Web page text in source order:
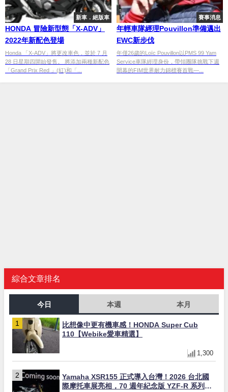
新車．絕版車
HONDA 冒險新型態「X-ADV」
2022年新配色登場
Honda 「X-ADV」將更改車色，並於 7 月
28 日星期四開始發售。 將添加兩種新配色
「Grand Prix Red 」(紅)和「...
賽事消息
年輕車隊經理Pouvillon準備邁出
EWC新步伐
年僅26歲的Loïc Pouvillon以PMS 99 Yam
Service車隊經理身份，帶領團隊挑戰下週
開幕的FIM世界耐力錦標賽首戰—...
綜合文章排名
今日 本週 本月
比想像中更有機車感！HONDA Super Cub
110【Webike愛車精選】
1,300
Yamaha XSR155 正式導入台灣！2026 台北國
際摩托車展亮相，70 週年紀念版 YZF-R 系列限